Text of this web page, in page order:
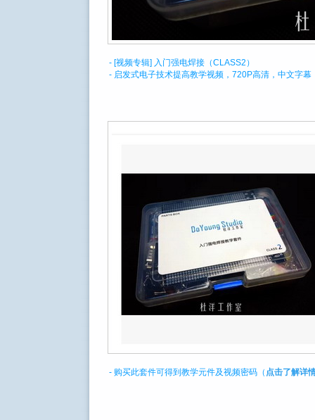
- [视频专辑] 入门强电焊接（CLASS2）
- 启发式电子技术提高教学视频，720P高清，中文字幕
- 购买此套件可得到教学元件及视频密码（ 点击了解详